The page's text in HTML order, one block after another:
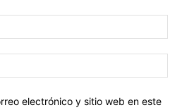
electrónico y sitio web en este